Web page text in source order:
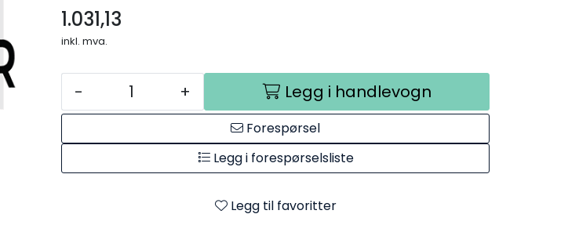
1.031,13
inkl. mva.
- + Legg i handlevogn
Forespørsel
Legg i forespørselsliste
Legg til favoritter